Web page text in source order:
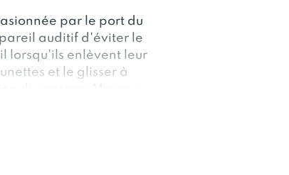
par le port du
auditif d'éviter le
lorsqu'ils enlèvent leur
et le glisser à
du masque.Masque
de lunettes ! Motifs
en